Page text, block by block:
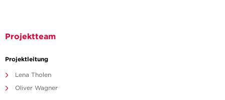
Projektteam
Projektleitung
Lena Tholen
Oliver Wagner